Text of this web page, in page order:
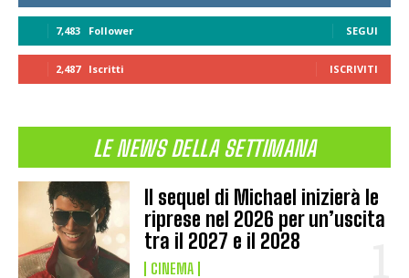
7,483 Follower SEGUI
2,487 Iscritti ISCRIVITI
LE NEWS DELLA SETTIMANA
Il sequel di Michael inizierà le
riprese nel 2026 per un’uscita
tra il 2027 e il 2028
CINEMA